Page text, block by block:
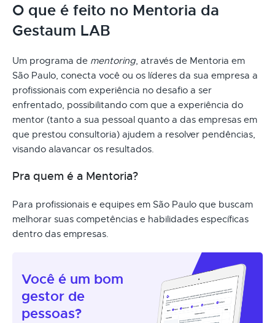
O que é feito no Mentoria da
Gestaum LAB
Um programa de mentoring, através de Mentoria em
São Paulo, conecta você ou os líderes da sua empresa a
profissionais com experiência no desafio a ser
enfrentado, possibilitando com que a experiência do
mentor (tanto a sua pessoal quanto a das empresas em
que prestou consultoria) ajudem a resolver pendências,
visando alavancar os resultados.
Pra quem é a Mentoria?
Para profissionais e equipes em São Paulo que buscam
melhorar suas competências e habilidades específicas
dentro das empresas.
Você é um bom
gestor de
pessoas?